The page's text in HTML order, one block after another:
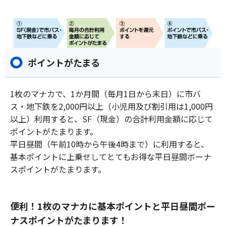
ポイントがたまる
1枚のマナカで、1か月間（毎月1日から末日）に市バ
ス・地下鉄を2,000円以上（小児用及び割引用は1,000円
以上）利用すると、SF（現金）の合計利用金額に応じて
ポイントがたまります。
平日昼間（午前10時から午後4時まで）に利用すると、
基本ポイントに上乗せしてとてもお得な平日昼間ボーナ
スポイントがたまります。
便利！1枚のマナカに基本ポイントと平日昼間ボー
ナスポイントがたまります！